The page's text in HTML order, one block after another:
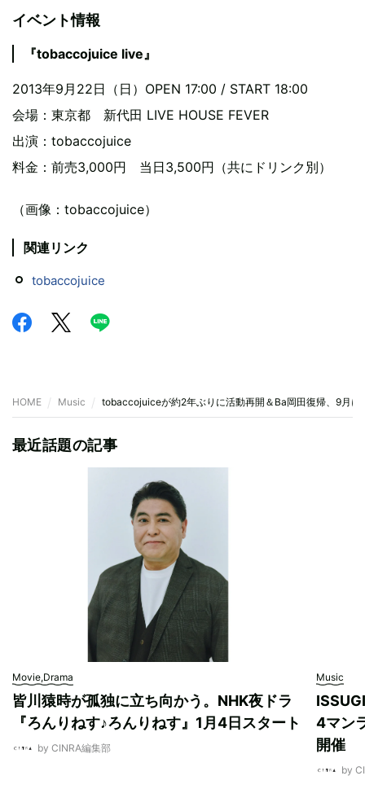
イベント情報
『tobaccojuice live』
2013年9月22日（日）OPEN 17:00 / START 18:00
会場：東京都 新代田 LIVE HOUSE FEVER
出演：tobaccojuice
料金：前売3,000円 当日3,500円（共にドリンク別）
（画像：tobaccojuice）
関連リンク
tobaccojuice
HOME Music tobaccojuiceが約2年ぶりに活動再開＆Ba岡田復帰、9月に
最近話題の記事
Movie,Drama
皆川猿時が孤独に立ち向かう。NHK夜ドラ
『ろんりねす♪ろんりねす』1月4日スタート
by CINRA編集部
Music
4マン
開催
by